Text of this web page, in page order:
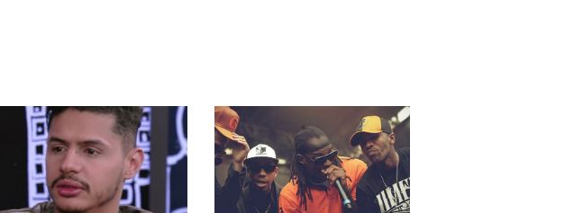
e as músicas de rap que você pode ouvir, curtir,
a batida e resistir.